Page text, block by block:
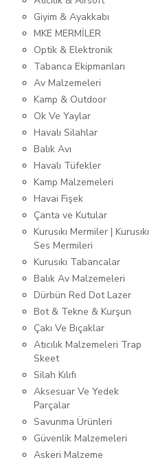
Giyim & Ayakkabı
MKE MERMİLER
Optik & Elektronik
Tabanca Ekipmanları
Av Malzemeleri
Kamp & Outdoor
Ok Ve Yaylar
Havalı Silahlar
Balık Avı
Havalı Tüfekler
Kamp Malzemeleri
Havai Fişek
Çanta ve Kutular
Kurusıkı Mermiler | Kurusıkı
Ses Mermileri
Kurusıkı Tabancalar
Balık Av Malzemeleri
Dürbün Red Dot Lazer
Bot & Tekne & Kurşun
Çakı Ve Bıçaklar
Atıcılık Malzemeleri Trap
Skeet
Silah Kılıfı
Aksesuar Ve Yedek
Parçalar
Savunma Ürünleri
Güvenlik Malzemeleri
Askeri Malzeme